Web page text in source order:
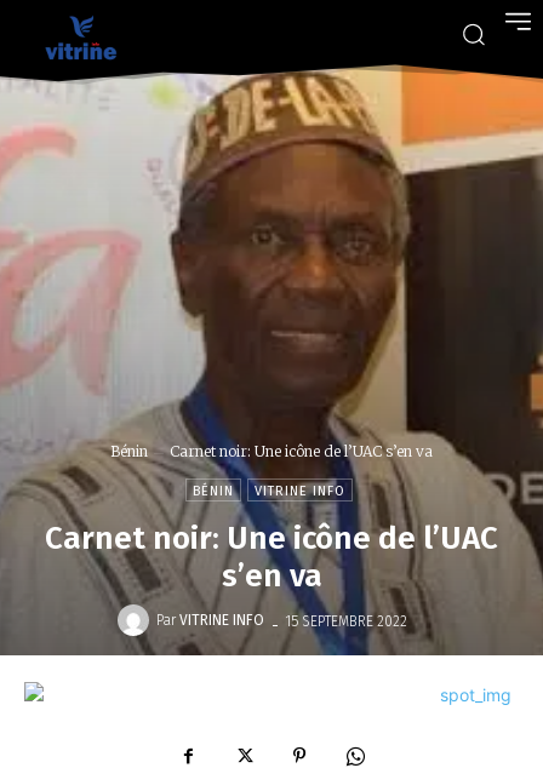
Bénin Carnet noir: Une icône de l’UAC s’en va
BÉNIN VITRINE INFO
Carnet noir: Une icône de l’UAC
s’en va
Par VITRINE INFO - 15 SEPTEMBRE 2022